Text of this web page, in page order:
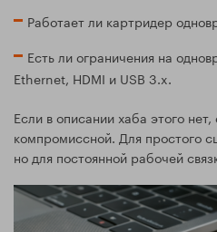
Работает ли картридер
Есть ли ограничения на
Ethernet, HDMI и USB 3.x.
Если в описании хаба этого
компромиссной. Для простого
но для постоянной рабочей